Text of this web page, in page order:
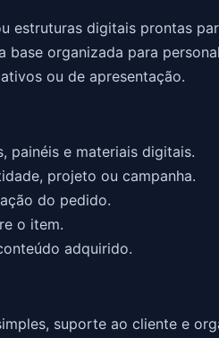
estruturas digitais prontas
organizada para
ou de apresentação.
painéis e materiais digitais.
projeto ou campanha.
do pedido.
o item.
adquirido.
suporte ao cliente e